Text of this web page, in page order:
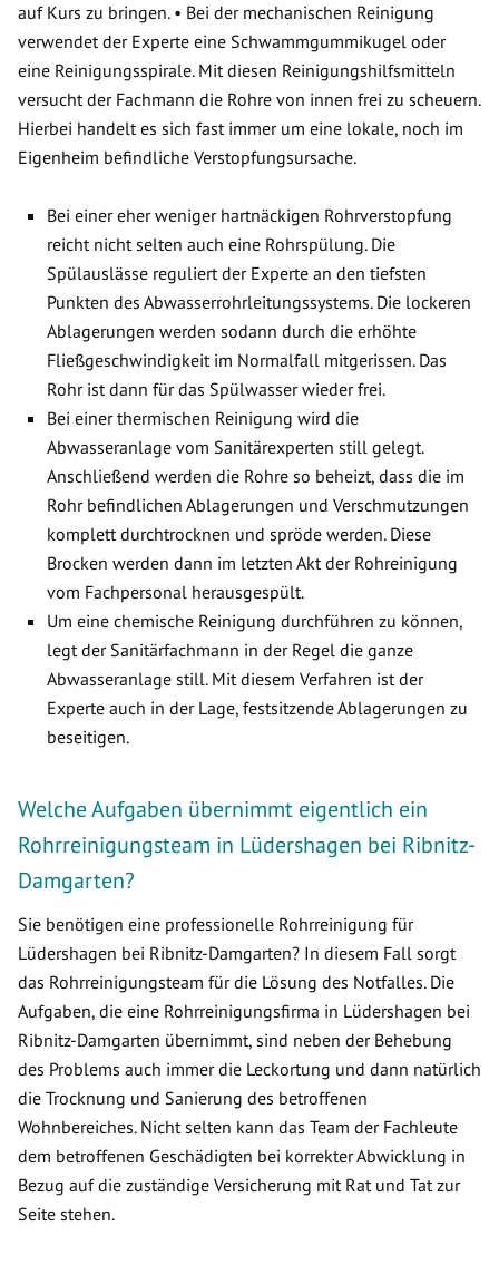
auf Kurs zu bringen. • Bei der mechanischen Reinigung
verwendet der Experte eine Schwammgummikugel oder
eine Reinigungsspirale. Mit diesen Reinigungshilfsmitteln
versucht der Fachmann die Rohre von innen frei zu scheuern.
Hierbei handelt es sich fast immer um eine lokale, noch im
Eigenheim befindliche Verstopfungsursache.
Bei einer eher weniger hartnäckigen Rohrverstopfung
reicht nicht selten auch eine Rohrspülung. Die
Spülauslässe reguliert der Experte an den tiefsten
Punkten des Abwasserrohrleitungssystems. Die lockeren
Ablagerungen werden sodann durch die erhöhte
Fließgeschwindigkeit im Normalfall mitgerissen. Das
Rohr ist dann für das Spülwasser wieder frei.
Bei einer thermischen Reinigung wird die
Abwasseranlage vom Sanitärexperten still gelegt.
Anschließend werden die Rohre so beheizt, dass die im
Rohr befindlichen Ablagerungen und Verschmutzungen
komplett durchtrocknen und spröde werden. Diese
Brocken werden dann im letzten Akt der Rohreinigung
vom Fachpersonal herausgespült.
Um eine chemische Reinigung durchführen zu können,
legt der Sanitärfachmann in der Regel die ganze
Abwasseranlage still. Mit diesem Verfahren ist der
Experte auch in der Lage, festsitzende Ablagerungen zu
beseitigen.
Welche Aufgaben übernimmt eigentlich ein
Rohrreinigungsteam in Lüdershagen bei Ribnitz-
Damgarten?
Sie benötigen eine professionelle Rohrreinigung für
Lüdershagen bei Ribnitz-Damgarten? In diesem Fall sorgt
das Rohrreinigungsteam für die Lösung des Notfalles. Die
Aufgaben, die eine Rohrreinigungsfirma in Lüdershagen bei
Ribnitz-Damgarten übernimmt, sind neben der Behebung
des Problems auch immer die Leckortung und dann natürlich
die Trocknung und Sanierung des betroffenen
Wohnbereiches. Nicht selten kann das Team der Fachleute
dem betroffenen Geschädigten bei korrekter Abwicklung in
Bezug auf die zuständige Versicherung mit Rat und Tat zur
Seite stehen.